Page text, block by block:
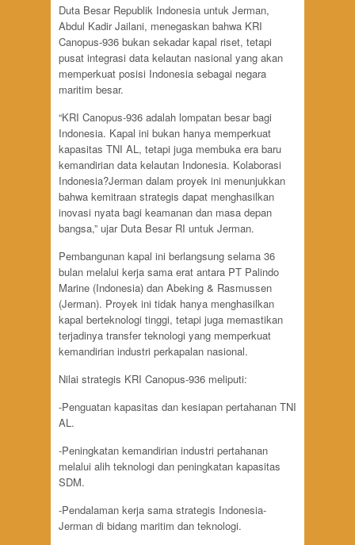
Duta Besar Republik Indonesia untuk Jerman,
Abdul Kadir Jailani, menegaskan bahwa KRI
Canopus-936 bukan sekadar kapal riset, tetapi
pusat integrasi data kelautan nasional yang akan
memperkuat posisi Indonesia sebagai negara
maritim besar.
“KRI Canopus-936 adalah lompatan besar bagi
Indonesia. Kapal ini bukan hanya memperkuat
kapasitas TNI AL, tetapi juga membuka era baru
kemandirian data kelautan Indonesia. Kolaborasi
Indonesia?Jerman dalam proyek ini menunjukkan
bahwa kemitraan strategis dapat menghasilkan
inovasi nyata bagi keamanan dan masa depan
bangsa,” ujar Duta Besar RI untuk Jerman.
Pembangunan kapal ini berlangsung selama 36
bulan melalui kerja sama erat antara PT Palindo
Marine (Indonesia) dan Abeking & Rasmussen
(Jerman). Proyek ini tidak hanya menghasilkan
kapal berteknologi tinggi, tetapi juga memastikan
terjadinya transfer teknologi yang memperkuat
kemandirian industri perkapalan nasional.
Nilai strategis KRI Canopus-936 meliputi:
-Penguatan kapasitas dan kesiapan pertahanan TNI
AL.
-Peningkatan kemandirian industri pertahanan
melalui alih teknologi dan peningkatan kapasitas
SDM.
-Pendalaman kerja sama strategis Indonesia-
Jerman di bidang maritim dan teknologi.